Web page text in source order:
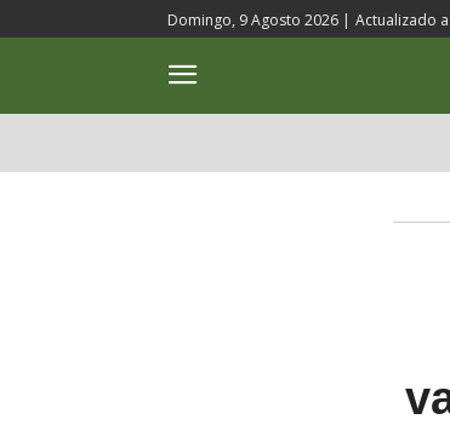
Domingo, 9 Agosto 2026 | Actualizado